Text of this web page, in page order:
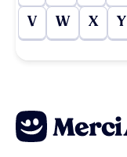
V W X Y